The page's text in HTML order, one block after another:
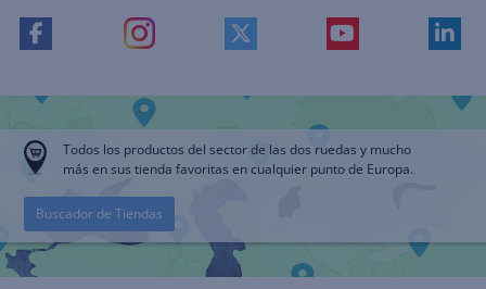
Todos los productos del sector de las dos ruedas y mucho
más en sus tienda favoritas en cualquier punto de Europa.
Buscador de Tiendas